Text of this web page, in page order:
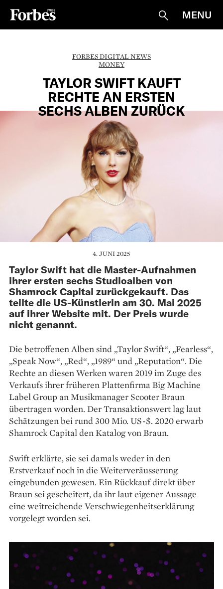
Suche
MENU
FORBES DIGITAL NEWS
MONEY
TAYLOR SWIFT KAUFT
RECHTE AN ERSTEN
SECHS ALBEN ZURÜCK
4. JUNI 2025
Taylor Swift hat die Master-Aufnahmen
ihrer ersten sechs Studioalben von
Shamrock Capital zurückgekauft. Das
teilte die US-Künstlerin am 30. Mai 2025
auf ihrer Website mit. Der Preis wurde
nicht genannt.
Die betroffenen Alben sind „Taylor Swift“, „Fearless“,
„Speak Now“, „Red“, „1989“ und „Reputation“. Die
Rechte an diesen Werken waren 2019 im Zuge des
Verkaufs ihrer früheren Plattenfirma Big Machine
Label Group an Musikmanager Scooter Braun
übertragen worden. Der Transaktionswert lag laut
Schätzungen bei rund 300 Mio. US-$. 2020 erwarb
Shamrock Capital den Katalog von Braun.
Swift erklärte, sie sei damals weder in den
Erstverkauf noch in die Weiterveräusserung
eingebunden gewesen. Ein Rückkauf direkt über
Braun sei gescheitert, da ihr laut eigener Aussage
eine weitreichende Verschwiegenheitserklärung
vorgelegt worden sei.